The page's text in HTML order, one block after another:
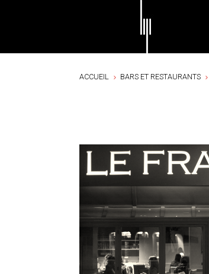
ACCUEIL 5 BARS ET RESTAURANTS 5